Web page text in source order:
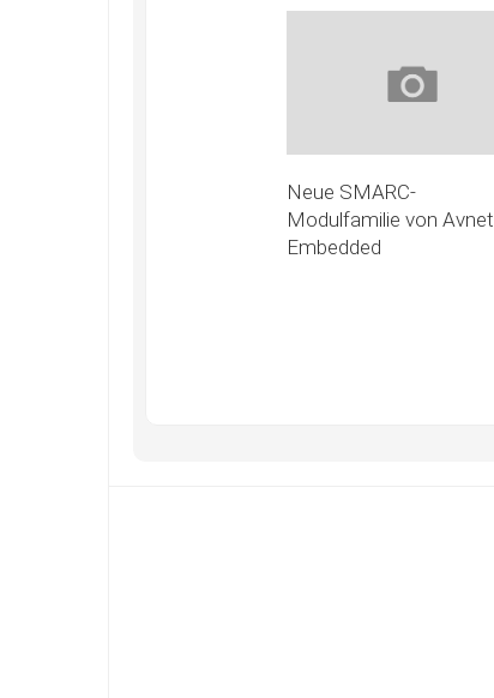
Neue SMARC-
Modulfamilie von Avnet
Embedded